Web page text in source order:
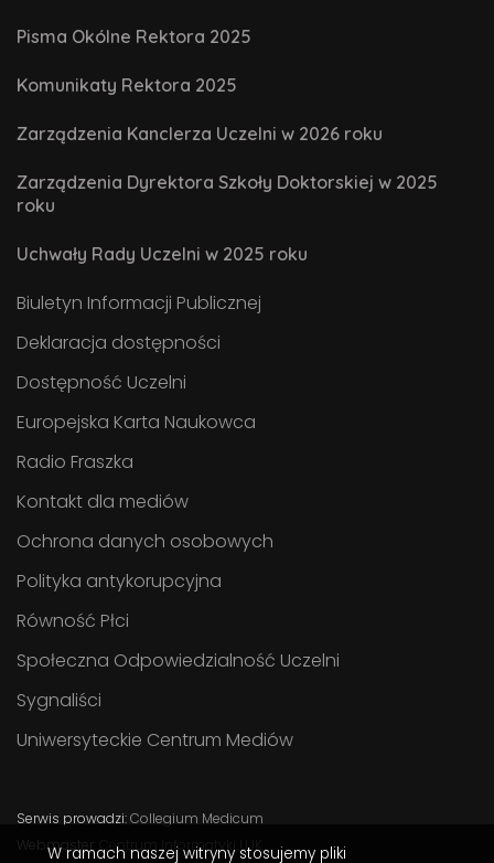
Pisma Okólne Rektora 2025
Komunikaty Rektora 2025
Zarządzenia Kanclerza Uczelni w 2026 roku
Zarządzenia Dyrektora Szkoły Doktorskiej w 2025
roku
Uchwały Rady Uczelni w 2025 roku
Biuletyn Informacji Publicznej
Deklaracja dostępności
Dostępność Uczelni
Europejska Karta Naukowca
Radio Fraszka
Kontakt dla mediów
Ochrona danych osobowych
Polityka antykorupcyjna
Równość Płci
Społeczna Odpowiedzialność Uczelni
Sygnaliści
Uniwersyteckie Centrum Mediów
Serwis prowadzi:Collegium Medicum
Webmaster:
Centrum Informatyki UJK
W ramach naszej witryny stosujemy pliki